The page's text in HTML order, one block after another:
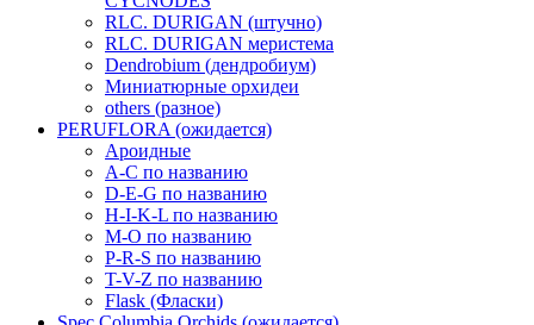
RLC. DURIGAN (штучно)
RLC. DURIGAN меристема
Dendrobium (дендробиум)
Миниатюрные орхидеи
others (разное)
PERUFLORA (ожидается)
Ароидные
A-C по названию
D-E-G по названию
H-I-K-L по названию
M-O по названию
P-R-S по названию
T-V-Z по названию
Flask (Фласки)